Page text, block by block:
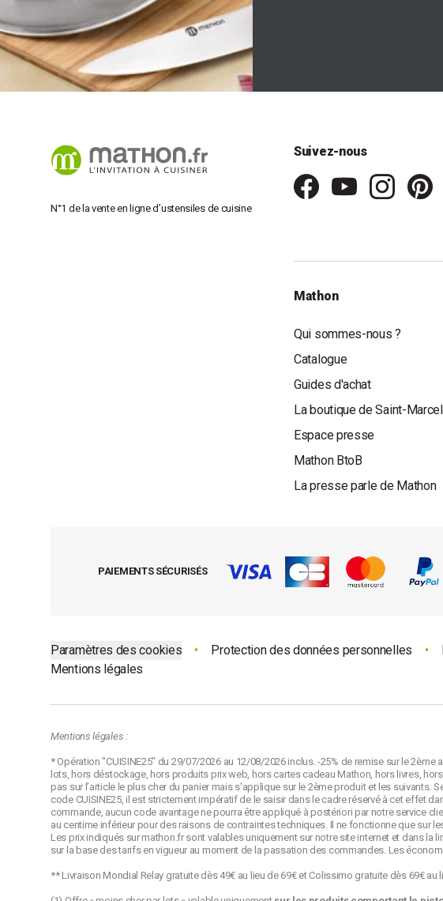
N°1 de la vente en ligne d’ustensiles de cuisine
Suivez-nous
Mathon
Qui sommes-nous ?
Catalogue
Guides d'achat
La boutique de Saint-
Espace presse
Mathon BtoB
La presse parle de Mathon
PAIEMENTS SÉCURISÉS
Paramètres des cookies • Protection des données personnelles •
Mentions légales
Mentions légales :
* Opération "CUISINE25" du 29/07/2026 au 12/08/2026 inclus. -25% de remise sur le
lots, hors déstockage, hors produits prix web, hors cartes cadeau Mathon, hors livres,
pas sur l’article le plus cher du panier mais s'applique sur le 2ème produit et les
code CUISINE25, il est strictement impératif de le saisir dans le cadre réservé à cet effet
commande, aucun code avantage ne pourra être appliqué à postériori par notre service
au centime inférieur pour des raisons de contraintes techniques. Il ne fonctionne que sur
Les prix indiqués sur mathon.fr sont valables uniquement sur notre site internet et dans
sur la base des tarifs en vigueur au moment de la passation des commandes. Les
** Livraison Mondial Relay gratuite dès 49€ au lieu de 69€ et Colissimo gratuite dès 69€